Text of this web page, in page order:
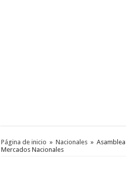
Página de inicio » Nacionales »
Mercados Nacionales